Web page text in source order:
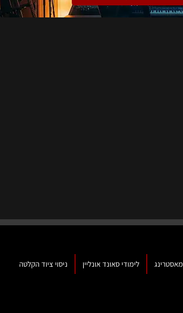
לימודי סאונד אונליין ניסוי ציוד הקלטה